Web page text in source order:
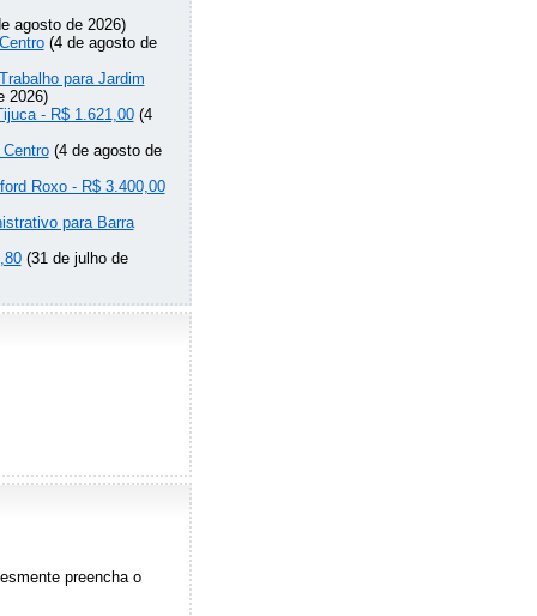
agosto de 2026)
(4 de agosto de
para Jardim
2026)
- R$ 1.621,00(4
(4 de agosto de
Roxo - R$ 3.400,00
para Barra
(31 de julho de
preencha o